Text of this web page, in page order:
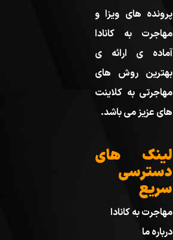
پرونده های ویزا و
مهاجرت به کانادا
آماده ی ارائه ی
بهترین روش های
مهاجرتی به کلاینت
های عزیز می باشد.
لینک های
دسترسی
سریع
مهاجرت به کانادا
درباره ما